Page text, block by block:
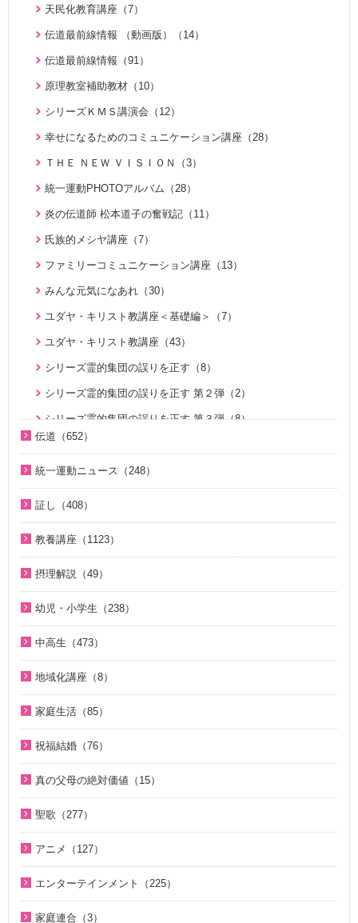
親と子のための説教集 こども礼拝（31）
天の御国から（12）
HEAVENLY WORLD（9）
ゆうこおねえさんのビデオかみしばい（15）
みやかおねえさんのビデオかみしばい（4）
「朗読の部屋」みんなのポケットマルスム（2）
氏族メシヤ活動推進の必読書「文鮮明先生の日本語による御言
集 特別編１」の解説（1）
二世のための祝福結婚講座（38）
家庭連合が贈る聖書ものがたり（28）
VIDEO de 訓読『原理講論』（42）
続・二世のための祝福結婚講座（10）
U-ONE TVアーカイブ ｢統一思想｣デジタルリマスター版（1
天民化教育講座（7）
伝道最前線情報 （動画版）（14）
伝道最前線情報（91）
原理教室補助教材（10）
シリーズＫＭＳ講演会（12）
幸せになるためのコミュニケーション講座（28）
ＴＨＥ ＮＥＷ ＶＩＳＩＯＮ（3）
統一運動PHOTOアルバム（28）
炎の伝道師 松本道子の奮戦記（11）
氏族的メシヤ講座（7）
ファミリーコミュニケーション講座（13）
みんな元気になあれ（30）
ユダヤ・キリスト教講座＜基礎編＞（7）
ユダヤ・キリスト教講座（43）
シリーズ霊的集団の誤りを正す（8）
シリーズ霊的集団の誤りを正す 第２弾（2）
シリーズ霊的集団の誤りを正す 第３弾（8）
天国道場（22）
天国道場 エピソード１（5）
天国道場 エピソード３（5）
天国道場 エピソード４（5）
通いはじめる親子の心（8）
KMSザ・インタビュー（8）
証、講演（20）
ジュニアのための礼拝（106）
「朗読の部屋」神の国の小さな物語（14）
「朗読の部屋」みんなのポケットマルスム（2）
神氏族メシヤ最前線（1）
HOLY SONGS ～FEMALE VOCALIST～（21）
家庭青年のための家庭教育講座（13）
サンライズ オーシャン（10）
伝道（652）
教義紹介（446）
祝福紹介（131）
統一運動紹介（19）
統一運動ニュース（248）
2010年代（152）
2000年代（75）
1980年代（4）
証し（408）
直接見た父母様の愛の姿 ～ 阿部公子さんの証し（9）
真実一路 ～ 松山貢三 魂の叫び（12）
北谷真雄が語る霊界の真実、その後（4）
証シリーズ 真のお母様、感謝します（46）
証シリーズ 真のお母様、感謝します（ナレーション入り）（4
北谷真雄が語る霊界の真実（8）
「霊界はある。霊人たちはいつも共にいる」シリーズ 続・北
北谷真雄が語る霊界の真実、再び（7）
北谷真雄氏が語る統一原理＆証し（21）
霊界の真実、もう一つの証言（7）
教養講座（1123）
北谷真雄が語る霊界の真実、その後（4）
ここがポイント！ビューポイント（33）
「霊界はある。霊人たちはいつも共にいる」シリーズ 続・北
谷真雄が語る霊界の真実（7）
ＫＭＳビューポイント（42）
ほぼ5分でわかる勝共理論（188）
天国道場（22）
夫婦愛を育む幸福の基本原則 ～母のように 娘のように～
夫婦の愛を育てるために（21）
真の夫婦の愛を求めて（12）
通いはじめる親子の心（8）
摂理解説（49）
1時間で分かる「現代の摂理」（4）
幼児・小学生（238）
小学生のための原理講義（12）
アボニム 少年時代・青年時代（2）
よんい博士と行く神様の世界（47）
みやかおねえさんのビデオかみしばい（4）
座間先生のiＳＴＦわくわく講座（14）
座間先生のiＳＴＦわくわく講座 Part2（12）
True Pure Harmony（10）
家庭連合が贈る聖書ものがたり（28）
中高生（473）
そうだったのか！人類一家族（18）
そうだったのか！統一原理（34）
二世が語る～僕らの未来（3）
True Pure Harmony（10）
OMNIPRESENCE イツモトモニ（15）
天国の門（5）
地域化講座（8）
家庭生活（85）
（16）
夫婦の愛を育てるために（21）
二世祝福ポイント講座（9）
親セミナー（10）
親子セミナー（4）
祝福結婚（76）
祝福の意義と価値（5）
親セミナー（10）
親子セミナー（4）
真の父母の絶対価値（15）
文鮮明先生が見た韓鶴子総裁（5）
聖歌（277）
聖歌（ピアノ伴奏）（57）
聖歌（歌入り）（88）
癒やしのオルゴール聖歌（44）
アニメ（127）
がんばれ！ソンジャマン！！（33）
エンターテインメント（225）
家庭連合（3）